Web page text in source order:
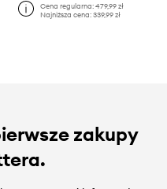
Cena regularna: 479,99 zł
Najniższa cena: 339,99 zł
zakupy